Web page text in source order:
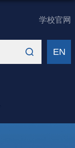
学校官网
EN